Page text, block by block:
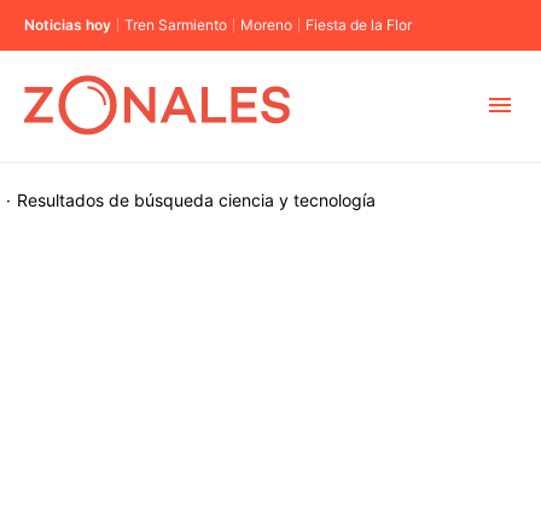
Noticias hoy Tren Sarmiento Moreno Fiesta de la Flor
Resultados de búsqueda
· ciencia y tecnología